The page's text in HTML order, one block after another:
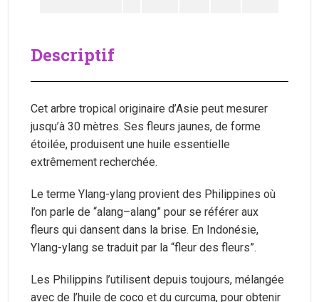
Descriptif
Cet arbre tropical originaire d’Asie peut mesurer
jusqu’à 30 mètres. Ses fleurs jaunes, de forme
étoilée, produisent une huile essentielle
extrêmement recherchée.
Le terme Ylang-ylang provient des Philippines où
l’on parle de “alang–alang” pour se référer aux
fleurs qui dansent dans la brise. En Indonésie,
Ylang-ylang se traduit par la “fleur des fleurs”.
Les Philippins l’utilisent depuis toujours, mélangée
avec de l’huile de coco et du curcuma, pour obtenir